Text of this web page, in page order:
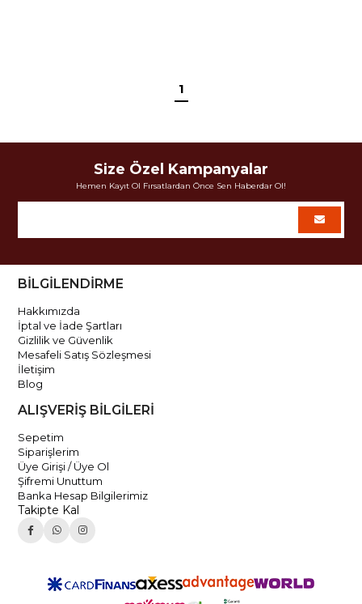
1
Size Özel Kampanyalar
Hemen Kayıt Ol Fırsatlardan Önce Sen Haberdar Ol!
BİLGİLENDİRME
Hakkımızda
İptal ve İade Şartları
Gizlilik ve Güvenlik
Mesafeli Satış Sözleşmesi
İletişim
Blog
ALIŞVERİŞ BİLGİLERİ
Sepetim
Siparişlerim
Üye Girişi / Üye Ol
Şifremi Unuttum
Banka Hesap Bilgilerimiz
Takipte Kal